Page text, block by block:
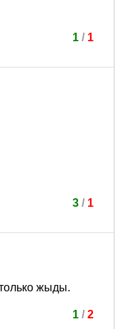
1/ 1
3/ 1
жыды.
1/ 2